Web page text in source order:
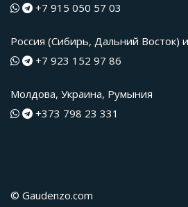
+7 915 050 57 03
Россия (Сибирь, Дальний Восток)
+7 923 152 97 86
Молдова, Украина, Румыния
+373 798 23 331
© Gaudenzo.com